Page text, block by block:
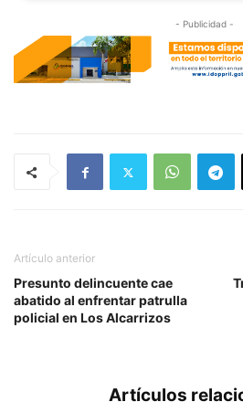
- Publicidad -
Artículo anterior
Presunto delincuente cae
abatido al enfrentar patrulla
policial en Los Alcarrizos
Artículos